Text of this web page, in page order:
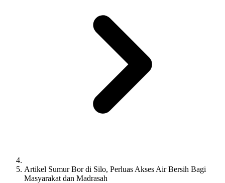
Artikel Sumur Bor di Silo, Perluas Akses Air Bersih Bagi
Masyarakat dan Madrasah